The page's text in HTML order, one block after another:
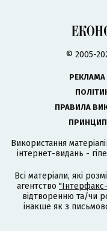
© 2005-
РЕКЛАМА
ПРАВИЛА
Використання
інтернет-видань -
Всі матеріали, які
агентство
відтворенню та/чи
інакше як з